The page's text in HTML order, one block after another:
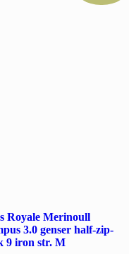
Royale Merinoull
3.0 genser half-zip-
9 iron str. M